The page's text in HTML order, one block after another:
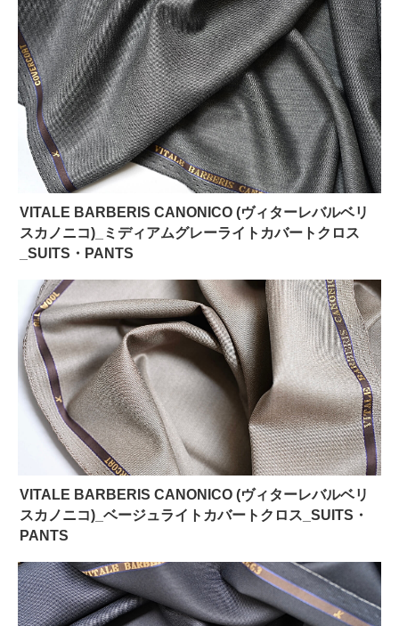
DORSO STOCK COLLECTION
VITALE BARBERIS CANONICO (ヴィターレバルベリ
スカノニコ)_ミディアムグレーライトカバートクロス
_SUITS・PANTS
VITALE BARBERIS CANONICO (ヴィターレバルベリ
スカノニコ)_ベージュライトカバートクロス_SUITS・
PANTS